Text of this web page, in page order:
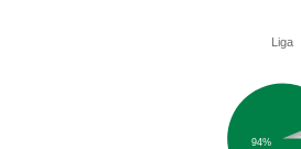
Liga
94%